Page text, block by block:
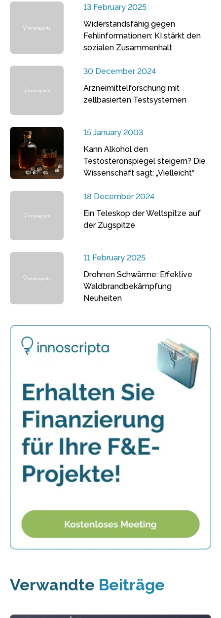
13 February 2025
Widerstandsfähig gegen
Fehlinformationen: KI stärkt den
sozialen Zusammenhalt
30 December 2024
Arzneimittelforschung mit
zellbasierten Testsystemen
15 January 2003
Kann Alkohol den
Testosteronspiegel steigern? Die
Wissenschaft sagt: „Vielleicht“
18 December 2024
Ein Teleskop der Weltspitze auf
der Zugspitze
11 February 2025
Drohnen Schwärme: Effektive
Waldbrandbekämpfung
Neuheiten
Verwandte Beiträge